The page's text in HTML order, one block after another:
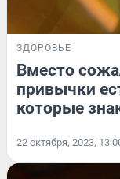
ЗДОРОВЬЕ
Вместо
привычки
которые
22 октября, 2023,